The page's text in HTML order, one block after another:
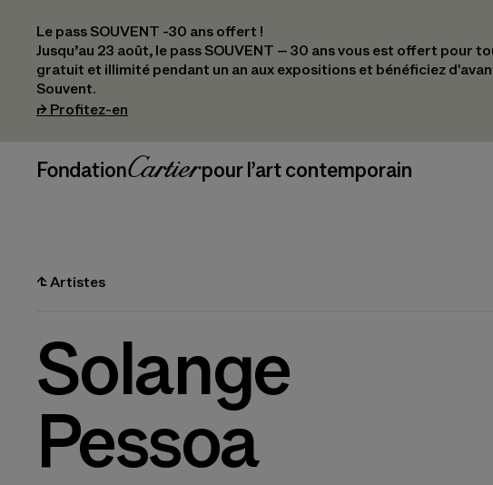
Le pass SOUVENT -30 ans offert !
Jusqu’au 23 août, le pass SOUVENT – 30 ans vous est offert pour
gratuit et illimité pendant un an aux expositions et bénéficiez
Souvent.
⮣ Profitez-en
_logoFondation Cartier
pour l’art contemporain
⮤Artistes
Solange
Pessoa